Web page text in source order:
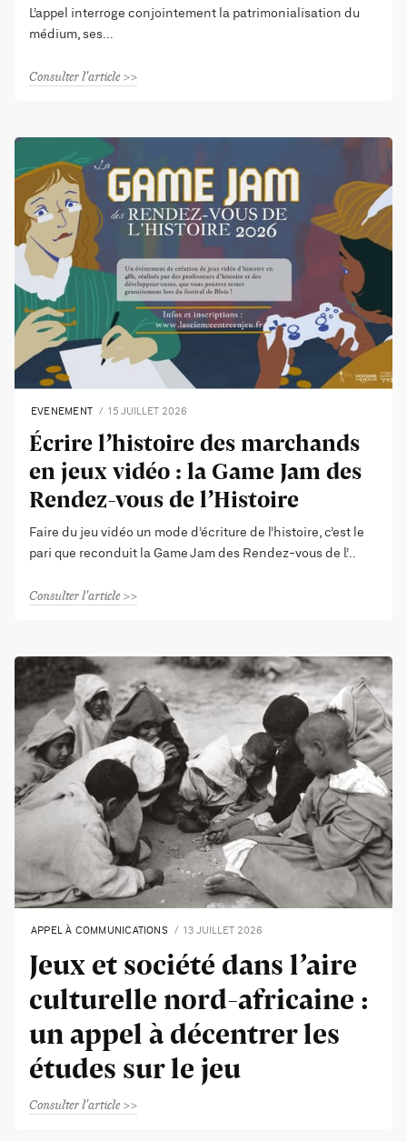
L’appel interroge conjointement la patrimonialisation du
médium, ses
Consulter l'article
EVENEMENT 15 JUILLET 2026
Écrire l’histoire des marchands
en jeux vidéo : la Game Jam des
Rendez-vous de l’Histoire
Faire du jeu vidéo un mode d’écriture de l’histoire, c’est le
pari que reconduit la Game Jam des Rendez-vous de l’
Consulter l'article
APPEL À COMMUNICATIONS 13 JUILLET 2026
Jeux et société dans l’aire
culturelle nord-africaine :
un appel à décentrer les
études sur le jeu
Consulter l'article